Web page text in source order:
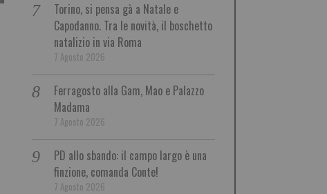
Torino, si pensa gà a Natale e
Capodanno. Tra le novità, il boschetto
natalizio in via Roma
7 Agosto 2026
Ferragosto alla Gam, Mao e Palazzo
Madama
7 Agosto 2026
PD allo sbando: il campo largo è una
finzione, comanda Conte!
7 Agosto 2026